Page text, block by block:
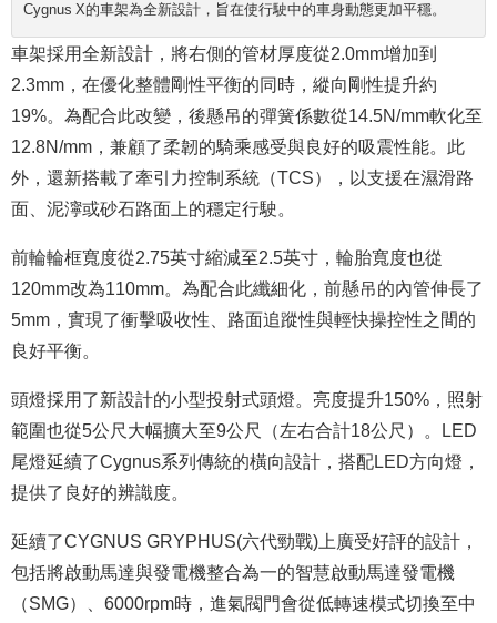
Cygnus X的車架為全新設計，旨在使行駛中的車身動態更加平穩。
車架採用全新設計，將右側的管材厚度從2.0mm增加到
2.3mm，在優化整體剛性平衡的同時，縱向剛性提升約
19%。為配合此改變，後懸吊的彈簧係數從14.5N/mm軟化至
12.8N/mm，兼顧了柔韌的騎乘感受與良好的吸震性能。此
外，還新搭載了牽引力控制系統（TCS），以支援在濕滑路
面、泥濘或砂石路面上的穩定行駛。
前輪輪框寬度從2.75英寸縮減至2.5英寸，輪胎寬度也從
120mm改為110mm。為配合此纖細化，前懸吊的內管伸長了
5mm，實現了衝擊吸收性、路面追蹤性與輕快操控性之間的
良好平衡。
頭燈採用了新設計的小型投射式頭燈。亮度提升150%，照射
範圍也從5公尺大幅擴大至9公尺（左右合計18公尺）。LED
尾燈延續了Cygnus系列傳統的橫向設計，搭配LED方向燈，
提供了良好的辨識度。
延續了CYGNUS GRYPHUS(六代勁戰)上廣受好評的設計，
包括將啟動馬達與發電機整合為一的智慧啟動馬達發電機
（SMG）、6000rpm時，進氣閥門會從低轉速模式切換至中